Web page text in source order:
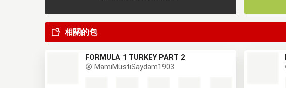
相關的包
FORMULA 1 TURKEY PART 2
MamiMustiSaydam1903